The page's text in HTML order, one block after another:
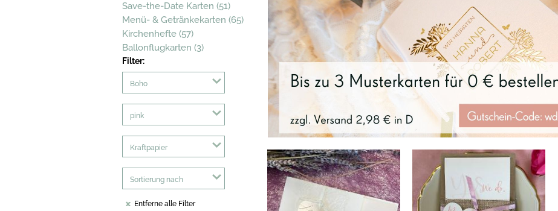
Save-the-Date Karten (51)
Menü- & Getränkekarten (65)
Kirchenhefte (57)
Ballonflugkarten (3)
Filter:
Boho
pink
Kraftpapier
Sortierung nach
Entferne alle Filter